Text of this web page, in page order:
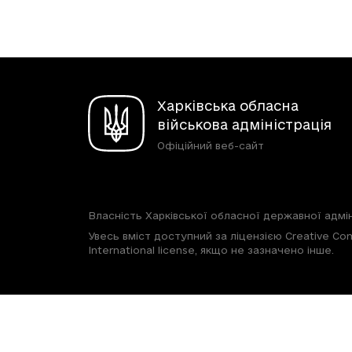
Харківська обласна
військова адміністрація
Офіційний веб-сайт
Власність Харківської обласної державної
Увесь вміст доступний за ліцензією Creative
International license, якщо не зазначено інше.